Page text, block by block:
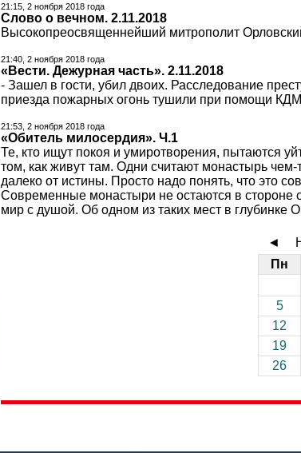
21:15, 2 ноября 2018 года
Слово о вечном. 2.11.2018
Высокопреосвященнейший митрополит
21:40, 2 ноября 2018 года
«Вести. Дежурная часть». 2.11.2018
- Зашел в гости, убил двоих. Расследование
приезда пожарных огонь тушили при помощи
21:53, 2 ноября 2018 года
«Обитель милосердия». Ч.1
Те, кто ищут покоя и умиротворения, пытаются
том, как живут там. Одни считают монастырь
далеко от истины. Просто надо понять, что это
Современные монастыри не остаются в стороне
мир с душой. Об одном из таких мест в глубинке
◄
Пн
5
12
19
26